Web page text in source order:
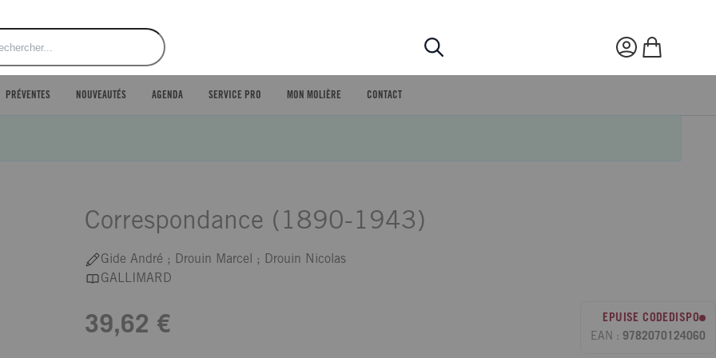
Rechercher
Mon compte
Mon panier
PRÉVENTES NOUVEAUTÉS AGENDA SERVICE PRO MON MOLIÈRE CONTACT
Correspondance (1890-1943)
Gide André ; Drouin Marcel ; Drouin Nicolas
GALLIMARD
39,62 €
EPUISE CODEDISPO
EAN : 9782070124060